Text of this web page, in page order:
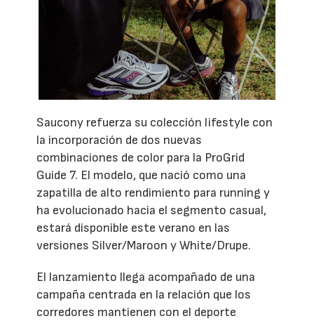
Saucony refuerza su colección lifestyle con
la incorporación de dos nuevas
combinaciones de color para la ProGrid
Guide 7. El modelo, que nació como una
zapatilla de alto rendimiento para running y
ha evolucionado hacia el segmento casual,
estará disponible este verano en las
versiones Silver/Maroon y White/Drupe.
El lanzamiento llega acompañado de una
campaña centrada en la relación que los
corredores mantienen con el deporte